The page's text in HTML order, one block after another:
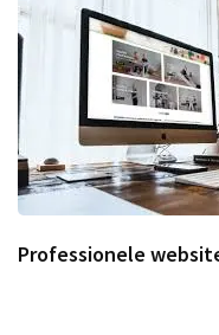
Professionele